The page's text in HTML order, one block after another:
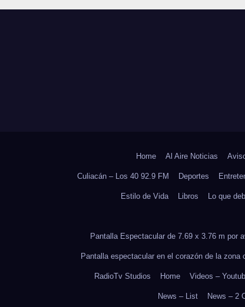
Y SOBRECARGA EN
Home Al Aire Noticias
Culiacán – Los 40 92.9 FM Deportes
Estilo de Vida Libros Lo que
Pantalla Espectacular de 7.69 x 3.76 m por
Pantalla espectacular en el corazón de la zona
RadioTv Studios Home Videos –
News – List News – 2